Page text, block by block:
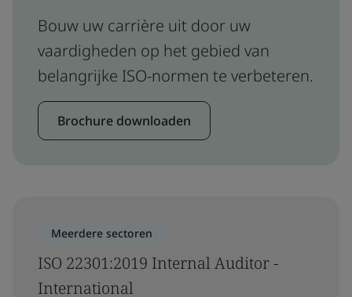
Bouw uw carrière uit door uw
vaardigheden op het gebied van
belangrijke ISO-normen te verbeteren.
Brochure downloaden
Meerdere sectoren
ISO 22301:2019 Internal Auditor -
International